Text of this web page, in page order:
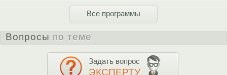
Все программы
Вопросы по теме
Задать вопрос
ЭКСПЕРТУ